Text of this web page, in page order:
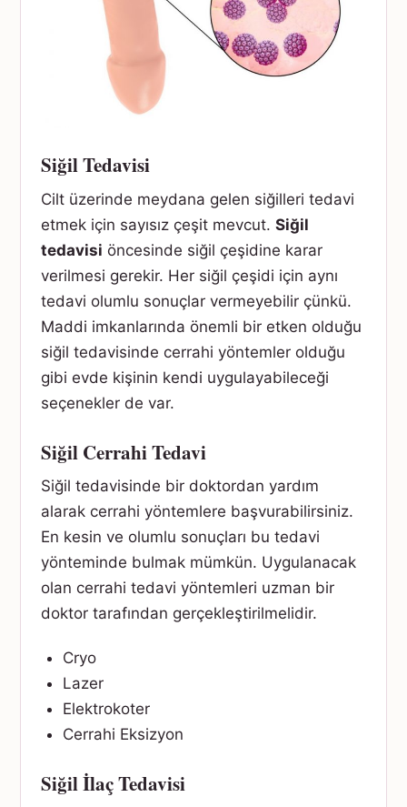
Siğil Tedavisi
Cilt üzerinde meydana gelen siğilleri tedavi
etmek için sayısız çeşit mevcut. Siğil
tedavisi öncesinde siğil çeşidine karar
verilmesi gerekir. Her siğil çeşidi için aynı
tedavi olumlu sonuçlar vermeyebilir çünkü.
Maddi imkanlarında önemli bir etken olduğu
siğil tedavisinde cerrahi yöntemler olduğu
gibi evde kişinin kendi uygulayabileceği
seçenekler de var.
Siğil Cerrahi Tedavi
Siğil tedavisinde bir doktordan yardım
alarak cerrahi yöntemlere başvurabilirsiniz.
En kesin ve olumlu sonuçları bu tedavi
yönteminde bulmak mümkün. Uygulanacak
olan cerrahi tedavi yöntemleri uzman bir
doktor tarafından gerçekleştirilmelidir.
Cryo
Lazer
Elektrokoter
Cerrahi Eksizyon
Siğil İlaç Tedavisi